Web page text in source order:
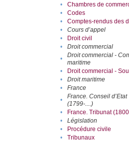
•
Chambres de
•
Codes
•
Comptes-rendus des
•
Cours d’appel
•
Droit civil
•
Droit commercial
•
Droit commercial -
maritime
• Droit commercial -
•
Droit maritime
•
France
•
France. Conseil d’Etat
(1799-....)
• France. Tribunat
•
Législation
•
Procédure civile
•
Tribunaux